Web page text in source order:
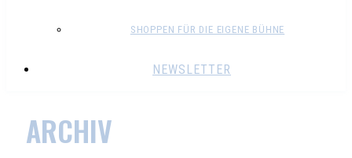
SHOPPEN FÜR DIE EIGENE BÜHNE
NEWSLETTER
ARCHIV